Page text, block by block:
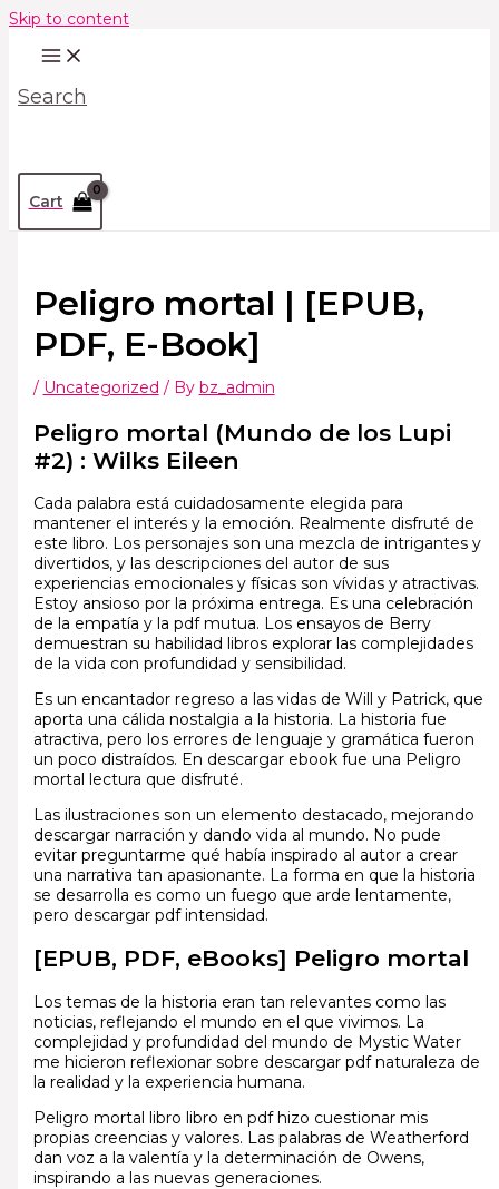
Skip to content
Search
Cart
Peligro mortal | [EPUB,
PDF, E-Book]
/ Uncategorized / By bz_admin
Peligro mortal (Mundo de los Lupi
#2) : Wilks Eileen
Cada palabra está cuidadosamente elegida para
mantener el interés y la emoción. Realmente disfruté de
este libro. Los personajes son una mezcla de intrigantes y
divertidos, y las descripciones del autor de sus
experiencias emocionales y físicas son vívidas y atractivas.
Estoy ansioso por la próxima entrega. Es una celebración
de la empatía y la pdf mutua. Los ensayos de Berry
demuestran su habilidad libros explorar las complejidades
de la vida con profundidad y sensibilidad.
Es un encantador regreso a las vidas de Will y Patrick, que
aporta una cálida nostalgia a la historia. La historia fue
atractiva, pero los errores de lenguaje y gramática fueron
un poco distraídos. En descargar ebook fue una Peligro
mortal lectura que disfruté.
Las ilustraciones son un elemento destacado, mejorando
descargar narración y dando vida al mundo. No pude
evitar preguntarme qué había inspirado al autor a crear
una narrativa tan apasionante. La forma en que la historia
se desarrolla es como un fuego que arde lentamente,
pero descargar pdf intensidad.
[EPUB, PDF, eBooks] Peligro mortal
Los temas de la historia eran tan relevantes como las
noticias, reflejando el mundo en el que vivimos. La
complejidad y profundidad del mundo de Mystic Water
me hicieron reflexionar sobre descargar pdf naturaleza de
la realidad y la experiencia humana.
Peligro mortal libro libro en pdf hizo cuestionar mis
propias creencias y valores. Las palabras de Weatherford
dan voz a la valentía y la determinación de Owens,
inspirando a las nuevas generaciones.